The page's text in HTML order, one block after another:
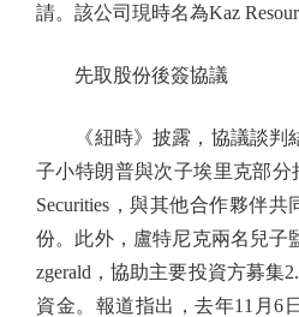
請。該公司現時名為Kaz
先取股份後簽協議
《紐時》披露，協議談判
子小特朗普與次子埃里克部分
Securities，與其他合作夥伴
份。此外，盧特尼克兩名兒子
zgerald，協助主要投資方募集
資金。報道指出，去年11月6